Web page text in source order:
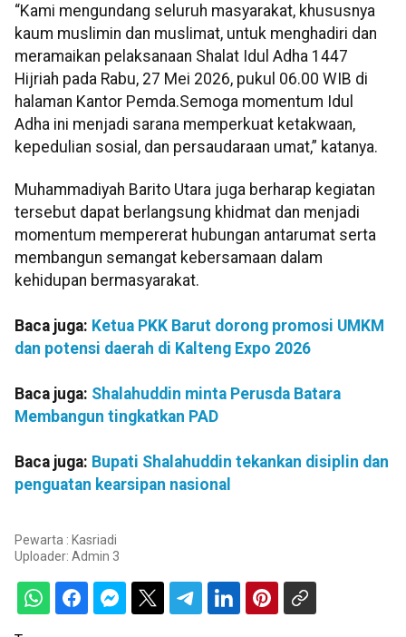
“Kami mengundang seluruh masyarakat, khususnya
kaum muslimin dan muslimat, untuk menghadiri dan
meramaikan pelaksanaan Shalat Idul Adha 1447
Hijriah pada Rabu, 27 Mei 2026, pukul 06.00 WIB di
halaman Kantor Pemda.Semoga momentum Idul
Adha ini menjadi sarana memperkuat ketakwaan,
kepedulian sosial, dan persaudaraan umat,” katanya.
Muhammadiyah Barito Utara juga berharap kegiatan
tersebut dapat berlangsung khidmat dan menjadi
momentum mempererat hubungan antarumat serta
membangun semangat kebersamaan dalam
kehidupan bermasyarakat.
Baca juga: Ketua PKK Barut dorong promosi UMKM
dan potensi daerah di Kalteng Expo 2026
Baca juga: Shalahuddin minta Perusda Batara
Membangun tingkatkan PAD
Baca juga: Bupati Shalahuddin tekankan disiplin dan
penguatan kearsipan nasional
Pewarta : Kasriadi
Uploader: Admin 3